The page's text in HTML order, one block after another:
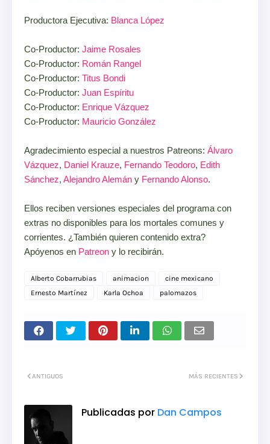
Productora Ejecutiva: Blanca López
Co-Productor: Jaime Rosales
Co-Productor: Román Rangel
Co-Productor: Titus Bondi
Co-Productor: Juan Espíritu
Co-Productor: Enrique Vázquez
Co-Productor: Mauricio González
Agradecimiento especial a nuestros Patreons: Álvaro
Vázquez, Daniel Krauze, Fernando Teodoro, Edith
Sánchez, Alejandro Alemán y Fernando Alonso.
Ellos reciben versiones especiales del programa con
extras no disponibles para los mortales comunes y
corrientes. ¿También quieren contenido extra?
Apóyenos en Patreon y lo recibirán.
Alberto Cobarrubias animacion
cine mexicano
Ernesto Martínez
Karla Ochoa palomazos
MÁS RECIENTES
ANTIGUOS
Publicadas por Dan Campos